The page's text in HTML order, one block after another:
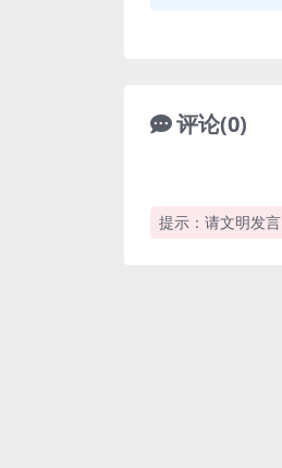
评论(0)
提示：请文明发言